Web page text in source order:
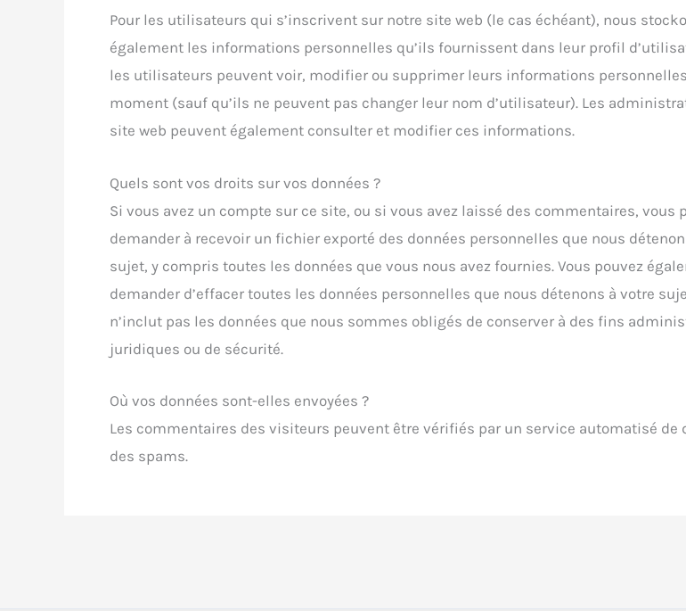
Pour les utilisateurs qui s’inscrivent sur notre site web (le cas échéant), nous
également les informations personnelles qu’ils fournissent dans leur profil
les utilisateurs peuvent voir, modifier ou supprimer leurs informations
moment (sauf qu’ils ne peuvent pas changer leur nom d’utilisateur). Les
site web peuvent également consulter et modifier ces informations.
Quels sont vos droits sur vos données ?
Si vous avez un compte sur ce site, ou si vous avez laissé des commentaires, vous
demander à recevoir un fichier exporté des données personnelles que nous
sujet, y compris toutes les données que vous nous avez fournies. Vous pouvez
demander d’effacer toutes les données personnelles que nous détenons à votre
n’inclut pas les données que nous sommes obligés de conserver à des fins
juridiques ou de sécurité.
Où vos données sont-elles envoyées ?
Les commentaires des visiteurs peuvent être vérifiés par un service automatisé de
des spams.